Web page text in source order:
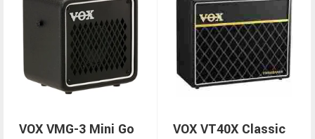
VOX VMG-3 Mini Go
VOX VT40X Classic